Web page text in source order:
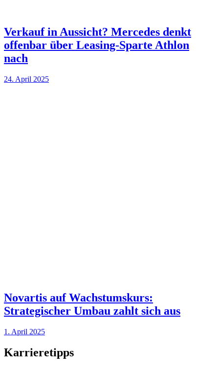
Verkauf in Aussicht? Mercedes denkt
offenbar über Leasing-Sparte Athlon
nach
24. April 2025
Novartis auf Wachstumskurs:
Strategischer Umbau zahlt sich aus
1. April 2025
Karrieretipps